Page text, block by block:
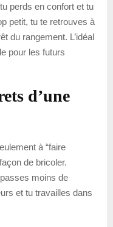
perds en confort et tu
petit, tu te retrouves à
du rangement. L’idéal
pour les futurs
d’une
à “faire
de bricoler.
moins de
et tu travailles dans